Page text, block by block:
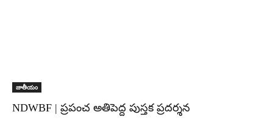
జాతీయం
NDWBF | ప్రపంచ అతిపెద్ద పుస్తక ప్రదర్శన